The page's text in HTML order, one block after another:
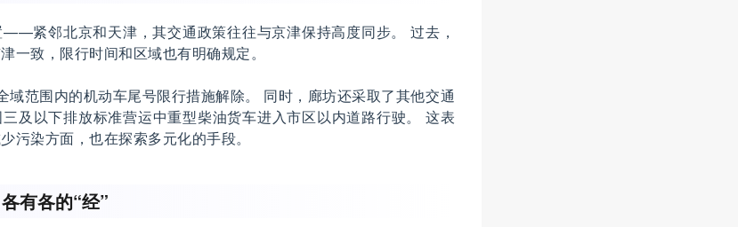
紧邻北京和天津，其交通政策往往与京津保持高度同步。 过去，
一致，限行时间和区域也有明确规定。
范围内的机动车尾号限行措施解除。 同时，廊坊还采取了其他交通
及以下排放标准营运中重型柴油货车进入市区以内道路行驶。 这表
污染方面，也在探索多元化的手段。
有各的“经”